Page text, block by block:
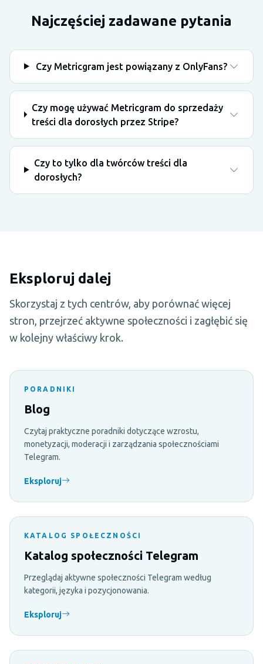
Najczęściej zadawane pytania
Czy Metricgram jest powiązany z OnlyFans?
Czy mogę używać Metricgram do sprzedaży
treści dla dorosłych przez Stripe?
Czy to tylko dla twórców treści dla
dorosłych?
Eksploruj dalej
Skorzystaj z tych centrów, aby porównać więcej
stron, przejrzeć aktywne społeczności i zagłębić się
w kolejny właściwy krok.
PORADNIKI
Blog
Czytaj praktyczne poradniki dotyczące wzrostu,
monetyzacji, moderacji i zarządzania społecznościami
Telegram.
Eksploruj
KATALOG SPOŁECZNOŚCI
Katalog społeczności Telegram
Przeglądaj aktywne społeczności Telegram według
kategorii, języka i pozycjonowania.
Eksploruj